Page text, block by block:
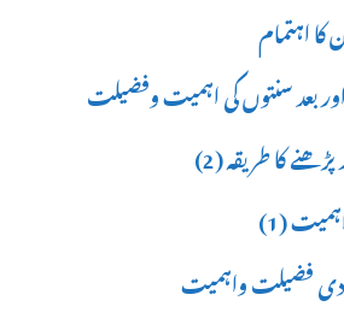
اہتمام
بعد سنتوں کی اہمیت وفضیلت
کا طریقہ (2)
(1)
فضیلت واہمیت